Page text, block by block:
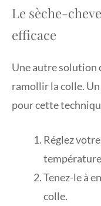
Le sèche-
efficace
Une autre solution
ramollir la colle. Un
pour cette
Réglez
Tenez-le à
colle.